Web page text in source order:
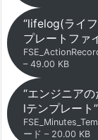
“lifelog(ライ
プレートファ
– 49.00 KB
“エンジニア
lテンプレート
ード – 20.00 KB